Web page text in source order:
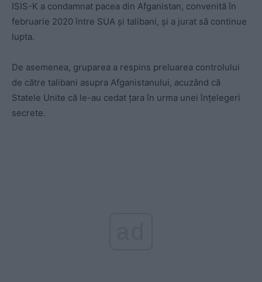
ISIS-K a condamnat pacea din Afganistan, convenită în
februarie 2020 între SUA și talibani, și a jurat să continue
lupta.
De asemenea, gruparea a respins preluarea controlului
de către talibani asupra Afganistanului, acuzând că
Statele Unite că le-au cedat țara în urma unei înțelegeri
secrete.